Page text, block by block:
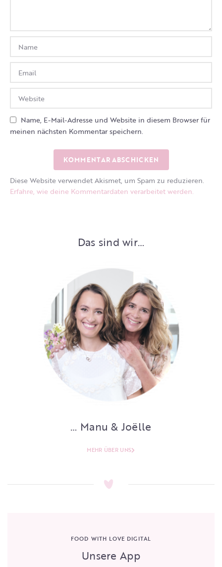
Name, E-Mail-Adresse und Website in diesem Browser für
meinen nächsten Kommentar speichern.
Diese Website verwendet Akismet, um Spam zu reduzieren.
Erfahre, wie deine Kommentardaten verarbeitet werden.
Das sind wir…
… Manu & Joëlle
MEHR ÜBER UNS
FOOD WITH LOVE DIGITAL
Unsere App